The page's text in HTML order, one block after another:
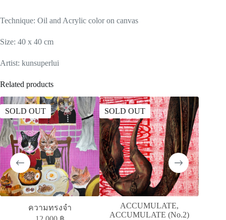
Technique: Oil and Acrylic color on canvas
Size: 40 x 40 cm
Artist: kunsuperlui
Related products
SOLD OUT
ความทรงจำ
SOLD OUT
ACCUMULATE,
ACCUMULATE (No.2)